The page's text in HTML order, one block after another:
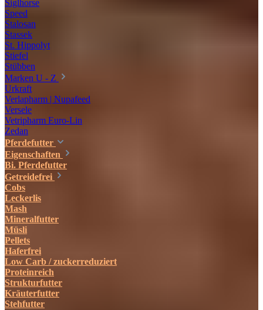
Siglhorse
Speed
Stalosan
Stassek
St. Hippolyt
Stiefel
Stübben
Marken U - Z
Urkraft
Verlapharm | Nupafeed
Versele
Vetripharm Euro-Lin
Zedan
Pferdefutter
Eigenschaften
Bi. Pferdefutter
Getreidefrei
Cobs
Leckerlis
Mash
Mineralfutter
Müsli
Pellets
Haferfrei
Low Carb / zuckerreduziert
Proteinreich
Strukturfutter
Kräuterfutter
Stehfutter